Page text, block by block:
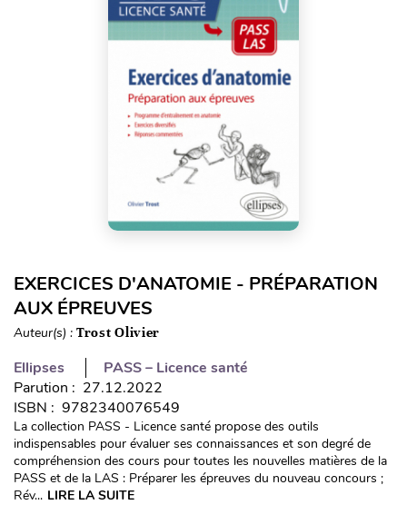
EXERCICES D'ANATOMIE - PRÉPARATION
AUX ÉPREUVES
Auteur(s) : Trost Olivier
Ellipses
PASS – Licence santé
Parution : 27.12.2022
ISBN : 9782340076549
La collection PASS - Licence santé propose des outils
indispensables pour évaluer ses connaissances et son degré de
compréhension des cours pour toutes les nouvelles matières de la
PASS et de la LAS : Préparer les épreuves du nouveau concours ;
Rév... LIRE LA SUITE